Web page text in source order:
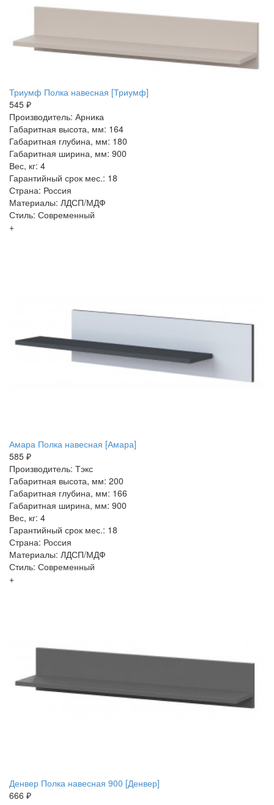
Триумф Полка навесная [Триумф]
545 ₽
Производитель: Арника
Габаритная высота, мм: 164
Габаритная глубина, мм: 180
Габаритная ширина, мм: 900
Вес, кг: 4
Гарантийный срок мес.: 18
Страна: Россия
Материалы: ЛДСП/МДФ
Стиль: Современный
+
Амара Полка навесная [Амара]
585 ₽
Производитель: Тэкс
Габаритная высота, мм: 200
Габаритная глубина, мм: 166
Габаритная ширина, мм: 900
Вес, кг: 4
Гарантийный срок мес.: 18
Страна: Россия
Материалы: ЛДСП/МДФ
Стиль: Современный
+
Денвер Полка навесная 900 [Денвер]
666 ₽